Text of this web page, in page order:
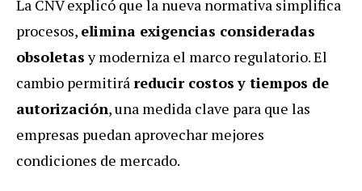
La CNV explicó que la nueva normativa simplifica
procesos, elimina exigencias consideradas
obsoletasy moderniza el marco regulatorio. El
cambio permitiráreducir costos y tiempos de
autorización, una medida clave para que las
empresas puedan aprovechar mejores
condiciones de mercado.